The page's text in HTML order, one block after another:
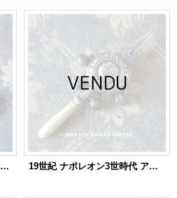
19世紀 アンティーク シャトレーヌ ナポレオンの蜜蜂の紋章 & エルミンの紋章 CHATELAINE POMPONNE 19世紀 ナポレオン3世時代 アンティーク ラトル 星柄 シルバー＆ボーン製